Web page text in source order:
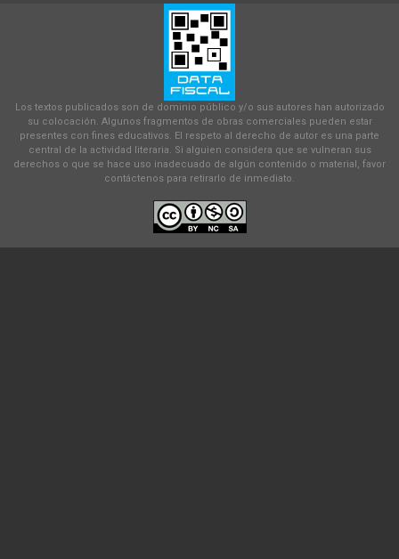
Los textos publicados son de dominio público y/o sus autores han autorizado
su colocación. Algunos fragmentos de obras comerciales pueden estar
presentes con fines educativos. El respeto al derecho de autor es una parte
central de la actividad literaria. Si alguien considera que se vulneran sus
derechos o que se hace uso inadecuado de algún contenido o material, favor
contáctenos para retirarlo de inmediato.